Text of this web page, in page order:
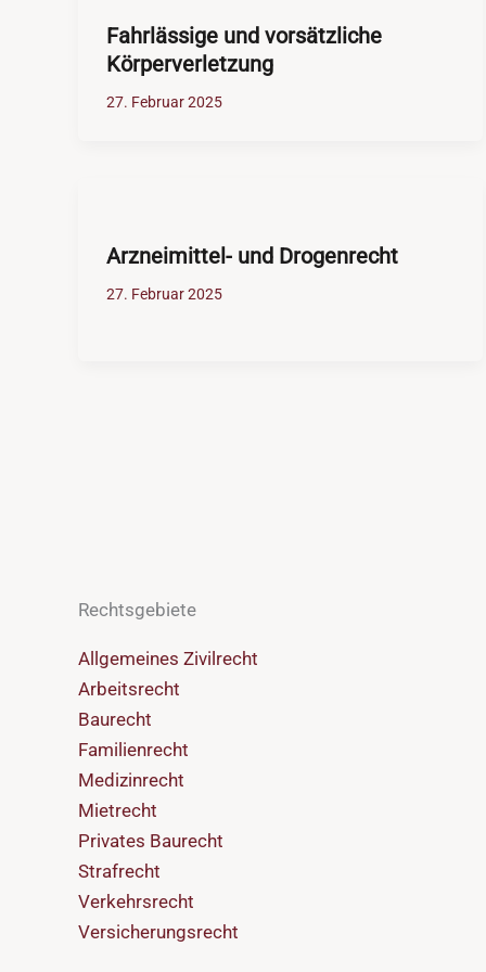
Fahrlässige und vorsätzliche
Körperverletzung
27. Februar 2025
Arzneimittel- und Drogenrecht
27. Februar 2025
Rechtsgebiete
Allgemeines Zivilrecht
Arbeitsrecht
Baurecht
Familienrecht
Medizinrecht
Mietrecht
Privates Baurecht
Strafrecht
Verkehrsrecht
Versicherungsrecht